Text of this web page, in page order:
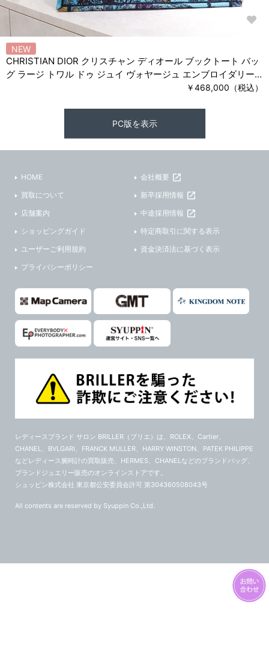
NEW
CHRISTIAN DIOR クリスチャン ディオール ブックトート バッ
グ ラージ トワル ドゥ ジュイ ヴォヤージュ エンブロイダリー
￥468,000（税込）
PC版を表示
HOME
買取について
店舗案内
ショッピングガイド
ユーザーご利用規約
プライバシーポリシー
会社概要
新卒採用情報
中途採用情報
特定商取引に関する表示
資金決済法に基づく表示
レディースブランド サロン BRILLER（ブリエ） は、ROLEX、Cartier、
CHANEL、BVLGARI、FRANCK MULLER、HARRY WINSTON、PATEK PHILIPPE
などレディース腕時計の買取販売、HERMES、CHANELなどのブランドバッグ、
ブランドジュエリー販売のオンラインストアです。
シュッピン株式会社 東京都公安委員会許可 第304360508043号
All contents are reserved by Syuppin Co.,Ltd.